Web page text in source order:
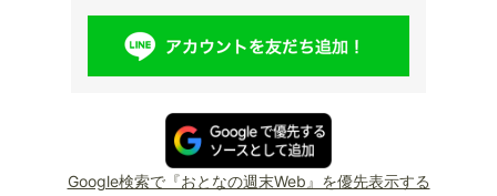
Google検索で『おとなの週末Web』を優先表示する